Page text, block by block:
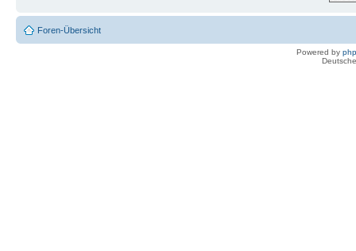
Foren-Übersicht
Powered by